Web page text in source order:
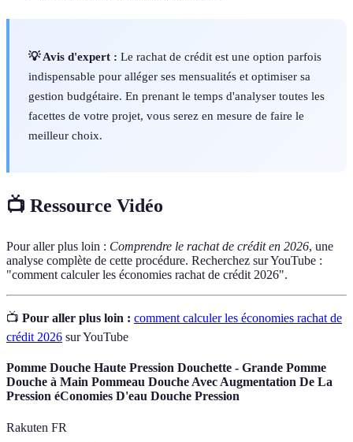
💡 Avis d'expert : Le rachat de crédit est une option parfois
indispensable pour alléger ses mensualités et optimiser sa
gestion budgétaire. En prenant le temps d'analyser toutes les
facettes de votre projet, vous serez en mesure de faire le
meilleur choix.
📺 Ressource Vidéo
Pour aller plus loin : Comprendre le rachat de crédit en 2026, une
analyse complète de cette procédure. Recherchez sur YouTube :
"comment calculer les économies rachat de crédit 2026".
📺 Pour aller plus loin : comment calculer les économies rachat de
crédit 2026 sur YouTube
Pomme Douche Haute Pression Douchette - Grande Pomme
Douche à Main Pommeau Douche Avec Augmentation De La
Pression éConomies D'eau Douche Pression
Rakuten FR